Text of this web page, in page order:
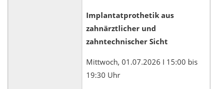
Implantatprothetik aus
zahnärztlicher und
zahntechnischer Sicht
Mittwoch, 01.07.2026 I 15:00 bis
19:30 Uhr